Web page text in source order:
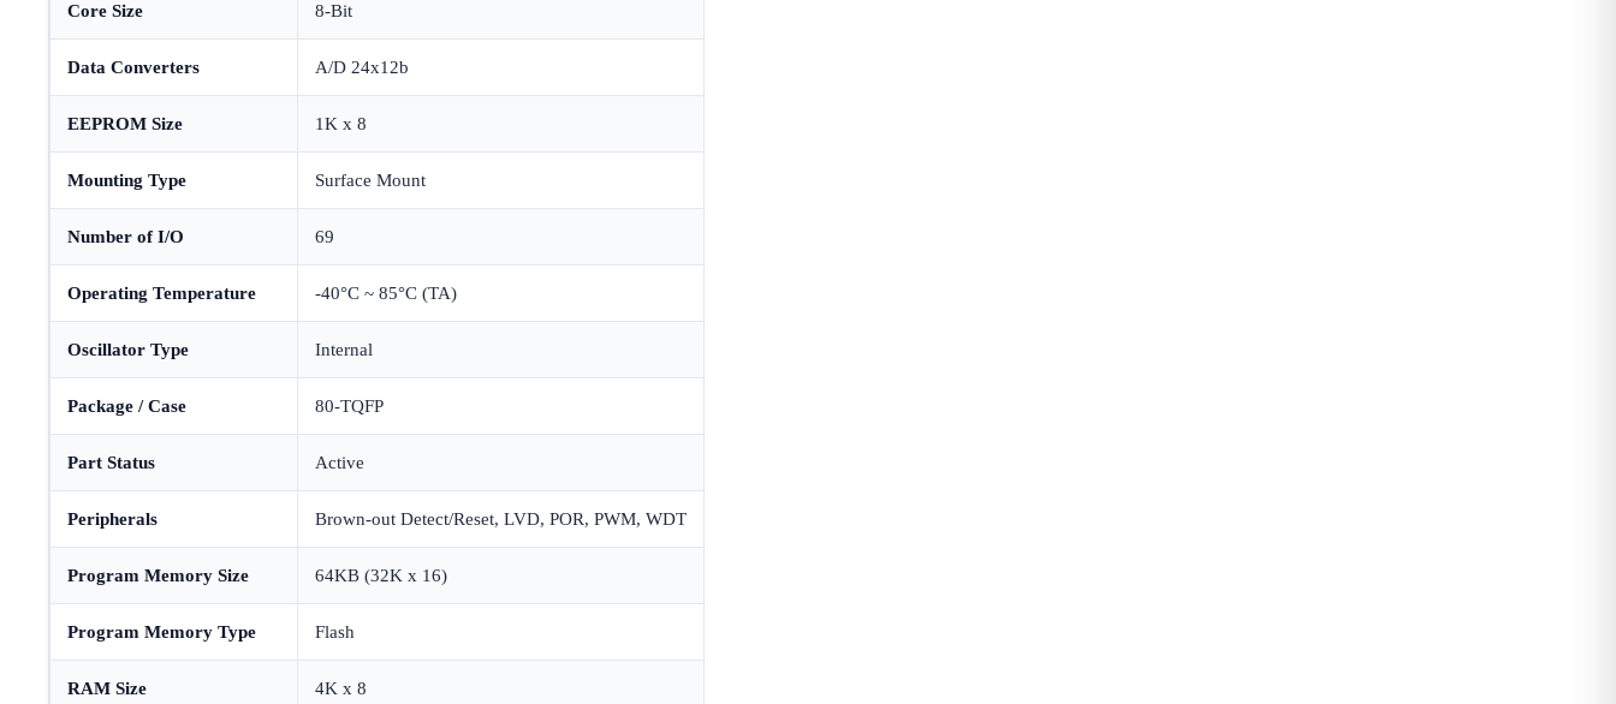
Core Size 8-Bit
Data Converters A/D 24x12b
EEPROM Size 1K x 8
Mounting Type Surface Mount
Number of I/O 69
Operating Temperature -40°C ~ 85°C (TA)
Oscillator Type Internal
Package / Case 80-TQFP
Part Status Active
Peripherals Brown-out Detect/Reset, LVD, POR, PWM, WDT
Program Memory Size 64KB (32K x 16)
Program Memory Type Flash
RAM Size 4K x 8